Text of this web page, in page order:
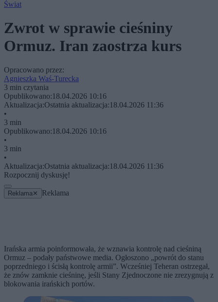
Świat
Zwrot w sprawie cieśniny
Ormuz. Iran zaostrza kurs
Opracowano przez:
Agnieszka Waś-Turecka
3 min czytania
Opublikowano:18.04.2026 10:16
Aktualizacja:Ostatnia aktualizacja:18.04.2026 11:36
•
3 min
Opublikowano:18.04.2026 10:16
•
3 min
•
Aktualizacja:Ostatnia aktualizacja:18.04.2026 11:36
Rozpocznij dyskusję!
Reklama ✕ Reklama
Irańska armia poinformowała, że wznawia kontrolę nad cieśniną
Ormuz – podały państwowe media. Ogłoszono „powrót do stanu
poprzedniego i ścisłą kontrolę armii”. Wcześniej Teheran ostrzegał,
że znów zamknie cieśninę, jeśli Stany Zjednoczone nie zrezygnują z
blokowania irańskich portów.